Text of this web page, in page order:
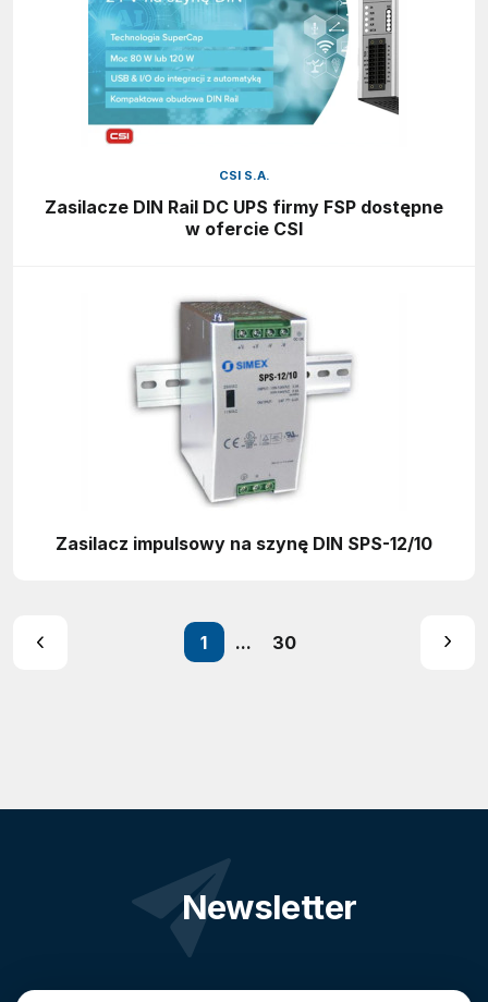
CSI S.A.
Zasilacze DIN Rail DC UPS firmy FSP dostępne
w ofercie CSI
Zasilacz impulsowy na szynę DIN SPS-12/10
1 ... 30
Newsletter